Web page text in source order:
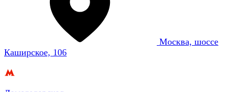
Москва, шоссе
Каширское, 106